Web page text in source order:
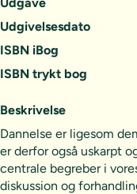
Udgivelsesdato
ISBN iBog
ISBN trykt bog
Beskrivelse
Dannelse er ligesom
er derfor også uskarpt
centrale begreber i
diskussion og